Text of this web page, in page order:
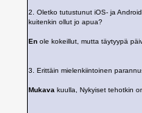
2. Oletko tutustunut iOS- ja
kuitenkin ollut jo apua?
Enole kokeillut, mutta täytyypä
3. Erittäin mielenkiintoinen
Mukava kuulla, Nykyiset tehotkin